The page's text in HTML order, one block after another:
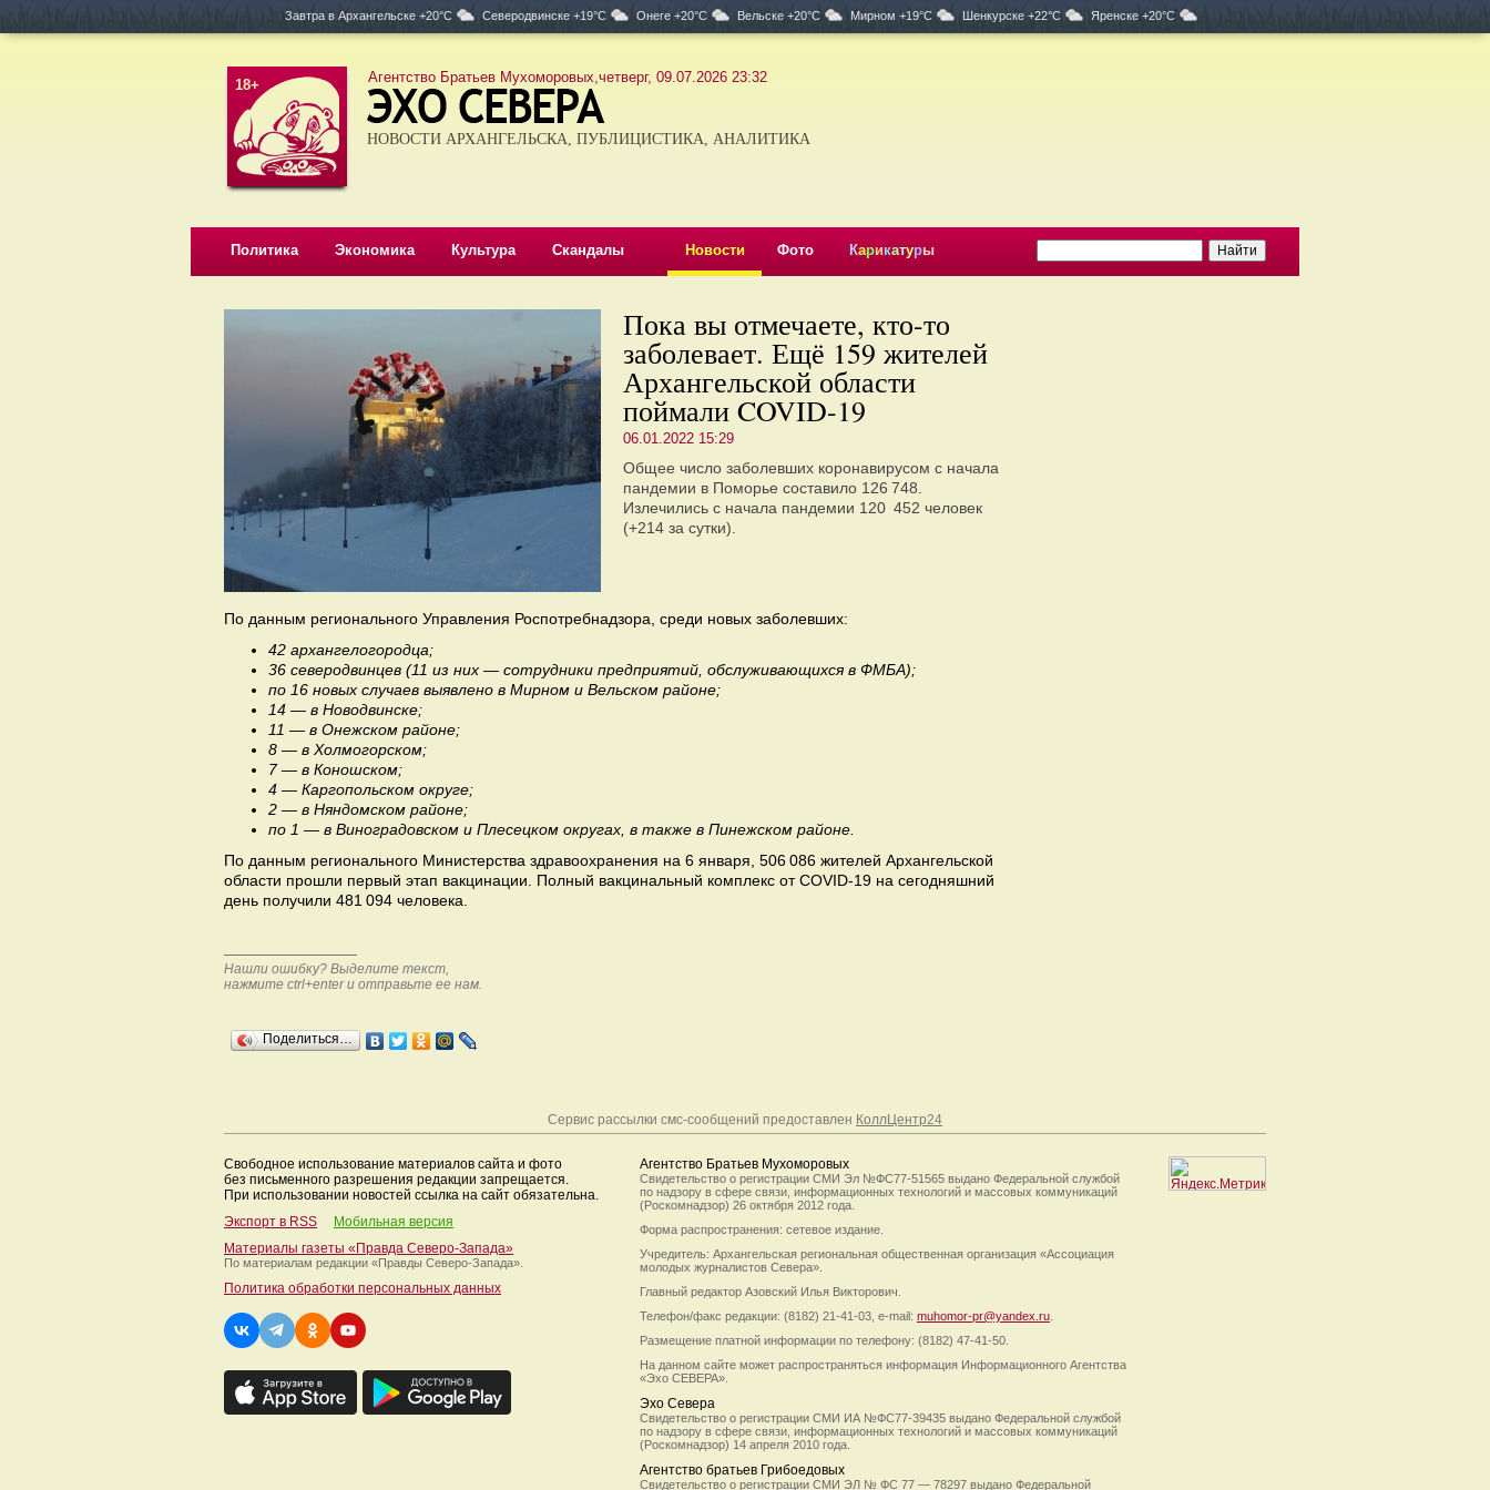
Завтра в Архангельске +20°C Северодвинске +19°C Онеге +20°C Вельске +20°C Мирном +19°C Шенкурске +22°C Яренске +20°C
18+ Агентство Братьев Мухоморовых,четверг, 09.07.2026 23:32
НОВОСТИ АРХАНГЕЛЬСКА, ПУБЛИЦИСТИКА, АНАЛИТИКА
Политика Экономика Культура Скандалы Новости Фото Карикатуры
Пока вы отмечаете, кто-то
заболевает. Ещё 159 жителей
Архангельской области
поймали COVID-19
06.01.2022 15:29
Общее число заболевших коронавирусом с начала
пандемии в Поморье составило 126 748.
Излечились с начала пандемии 120 452 человек
(+214 за сутки).
По данным регионального Управления Роспотребнадзора, среди новых заболевших:
42 архангелогородца;
36 северодвинцев (11 из них — сотрудники предприятий, обслуживающихся в ФМБА);
по 16 новых случаев выявлено в Мирном и Вельском районе;
14 — в Новодвинске;
11 — в Онежском районе;
8 — в Холмогорском;
7 — в Коношском;
4 — Каргопольском округе;
2 — в Няндомском районе;
по 1 — в Виноградовском и Плесецком округах, в также в Пинежском районе.
По данным регионального Министерства здравоохранения на 6 января, 506 086 жителей Архангельской
области прошли первый этап вакцинации. Полный вакцинальный комплекс от COVID-19 на сегодняшний
день получили 481 094 человека.
Нашли ошибку? Выделите текст,
нажмите ctrl+enter и отправьте ее нам.
Поделиться…
Сервис рассылки смс-сообщений предоставлен КоллЦентр24
Свободное использование материалов сайта и фото
без письменного разрешения редакции запрещается.
При использовании новостей ссылка на сайт обязательна.
Экспорт в RSS
Мобильная версия
Материалы газеты «Правда Северо-Запада»
По материалам редакции «Правды Северо-Запада».
Политика обработки персональных данных
Агентство Братьев Мухоморовых
Свидетельство о регистрации СМИ Эл №ФС77-51565 выдано Федеральной службой
по надзору в сфере связи, информационных технологий и массовых коммуникаций
(Роскомнадзор) 26 октября 2012 года.
Форма распространения: сетевое издание.
Учредитель: Архангельская региональная общественная организация «Ассоциация
молодых журналистов Севера».
Главный редактор Азовский Илья Викторович.
Телефон/факс редакции: (8182) 21-41-03, e-mail: muhomor-pr@yandex.ru
Размещение платной информации по телефону: (8182) 47-41-50.
На данном сайте может распространяться информация Информационного Агентства
«Эхо СЕВЕРА».
Эхо Севера
Свидетельство о регистрации СМИ ИА №ФС77-39435 выдано Федеральной службой
по надзору в сфере связи, информационных технологий и массовых коммуникаций
(Роскомнадзор) 14 апреля 2010 года.
Агентство братьев Грибоедовых
Свидетельство о регистрации СМИ ЭЛ № ФС 77 — 78297 выдано Федеральной